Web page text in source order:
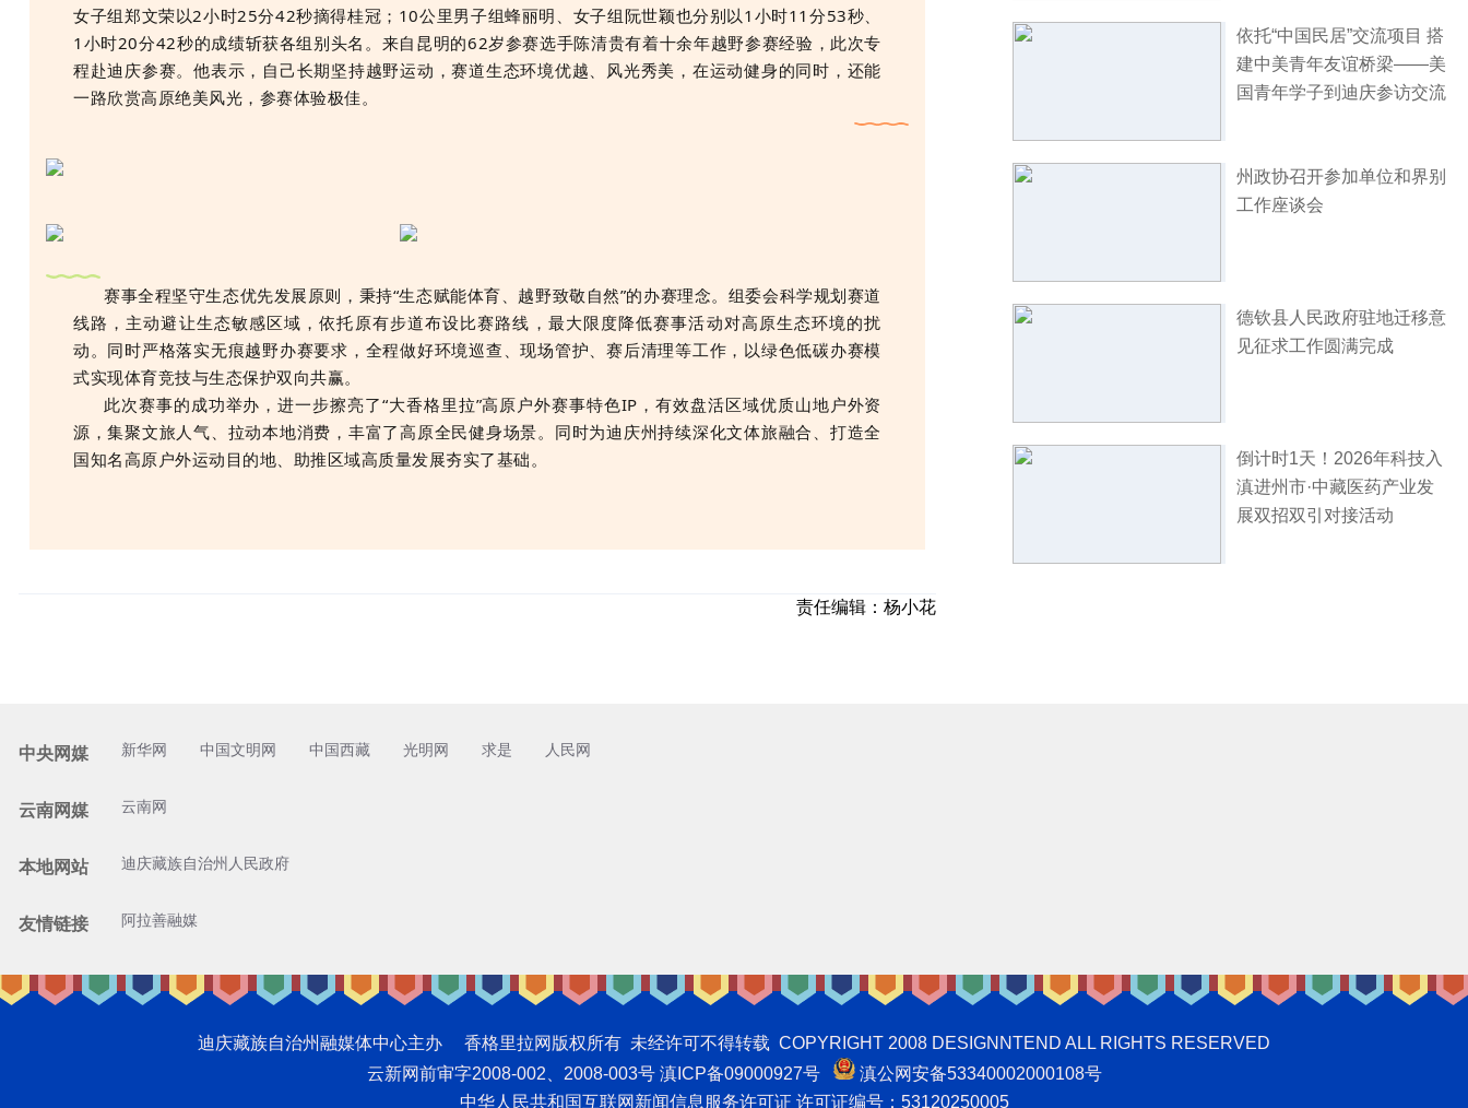
女子组郑文荣以2小时25分42秒摘得桂冠；10公里男子组蜂丽明、女子组阮世颖也分别以1小时11分53秒、
1小时20分42秒的成绩斩获各组别头名。 来自昆明的62岁参赛选手陈清贵有着十余年越野参赛经验，此次专
程赴迪庆参赛。他表示，自己长期坚持越野运动，赛道生态环境优越、风光秀美，在运动健身的同时，还能
一路欣赏高原绝美风光，参赛体验极佳。
赛事全程坚守生态优先发展原则，秉持“生态赋能体育、越野致敬自然”的办赛理念。组委会科学规划赛道
线路，主动避让生态敏感区域，依托原有步道布设比赛路线，最大限度降低赛事活动对高原生态环境的扰
动。同时严格落实无痕越野办赛要求，全程做好环境巡查、现场管护、赛后清理等工作，以绿色低碳办赛模
式实现体育竞技与生态保护双向共赢。
此次赛事的成功举办，进一步擦亮了“大香格里拉”高原户外赛事特色IP，有效盘活区域优质山地户外资
源，集聚文旅人气、拉动本地消费，丰富了高原全民健身场景。同时为迪庆州持续深化文体旅融合、打造全
国知名高原户外运动目的地、助推区域高质量发展夯实了基础。
责任编辑： 杨小花
依托“中国民居”交流项目 搭
建中美青年友谊桥梁——美
国青年学子到迪庆参访交流
州政协召开参加单位和界别
工作座谈会
德钦县人民政府驻地迁移意
见征求工作圆满完成
倒计时1天！2026年科技入
滇进州市·中藏医药产业发
展双招双引对接活动
中央网媒 新华网 中国文明网 中国西藏 光明网 求是 人民网
云南网媒 云南网
本地网站 迪庆藏族自治州人民政府
友情链接 阿拉善融媒
迪庆藏族自治州融媒体中心主办 香格里拉网版权所有 未经许可不得转载 COPYRIGHT 2008 DESIGNNTEND ALL RIGHTS RESERVED
云新网前审字2008-002、2008-003号 滇ICP备09000927号
滇公网安备53340002000108号
中华人民共和国互联网新闻信息服务许可证 许可证编号：53120250005